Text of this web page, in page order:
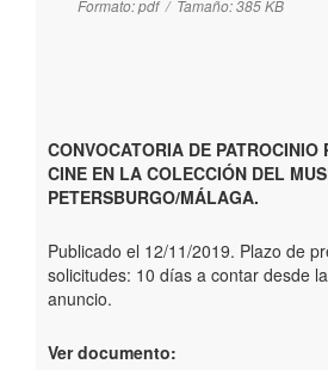
Formato:pdf / Tamaño:385 KB
CONVOCATORIA DE PATROCINIO
CINE EN LA COLECCIÓN DEL
PETERSBURGO/MÁLAGA.
Publicado el 12/11/2019. Plazo de
solicitudes: 10 días a contar desde
anuncio.
Ver documento: